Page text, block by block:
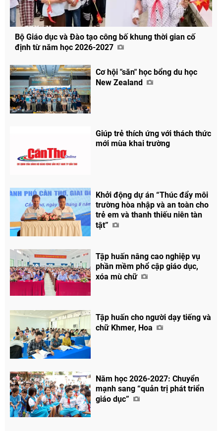
Bộ Giáo dục và Đào tạo công bố khung thời gian cố
định từ năm học 2026-2027
Cơ hội "săn" học bổng du học
New Zealand
Giúp trẻ thích ứng với thách thức
mới mùa khai trường
Khởi động dự án “Thúc đẩy môi
trường hòa nhập và an toàn cho
trẻ em và thanh thiếu niên tàn
tật”
Tập huấn nâng cao nghiệp vụ
phần mềm phổ cập giáo dục,
xóa mù chữ
Tập huấn cho người dạy tiếng và
chữ Khmer, Hoa
Năm học 2026-2027: Chuyển
mạnh sang “quản trị phát triển
giáo dục”